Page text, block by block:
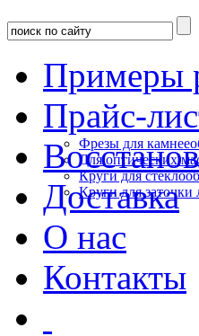
Примеры
Прайс-
Фрезы для
Для оптических
Круги для
Круги для
Доставка
О нас
Контакты